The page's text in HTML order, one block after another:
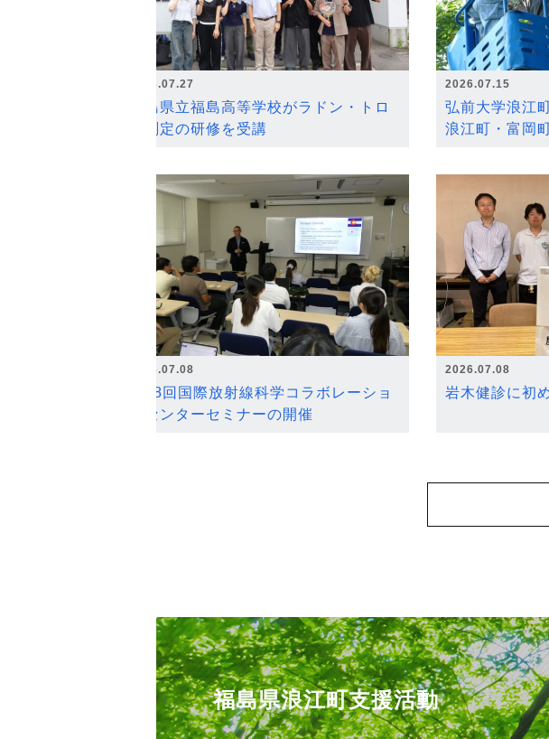
2026.07.27
福島県立福島高等学校がラドン・トロ
ン測定の研修を受講
2026.07.15
弘前大学浪江
浪江町・富岡
2026.07.08
第18回国際放射線科学コラボレーショ
ンセンターセミナーの開催
2026.07.08
岩木健診に初
福島県浪江町支援活動